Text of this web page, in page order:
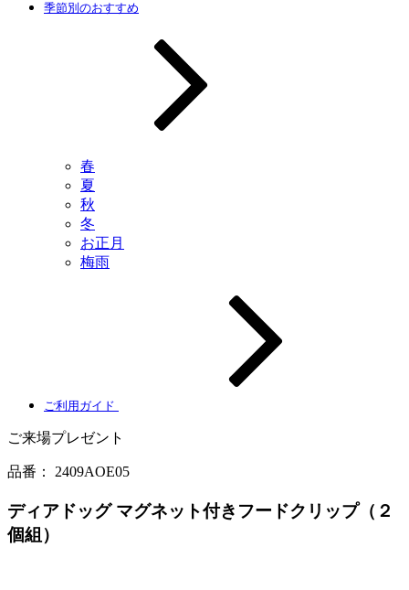
季節別のおすすめ
春
夏
秋
冬
お正月
梅雨
ご利用ガイド
ご来場プレゼント
品番： 2409AOE05
ディアドッグ マグネット付きフードクリップ（２
個組）